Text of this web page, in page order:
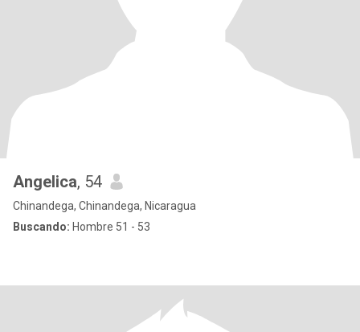
Angelica, 54
Chinandega, Chinandega, Nicaragua
Buscando: Hombre 51 - 53